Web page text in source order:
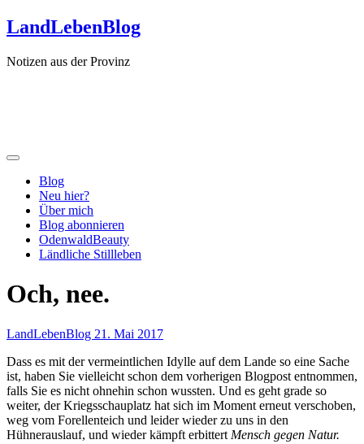
Zum
Inhalt
LandLebenBlog
Notizen aus der Provinz
Blog
Neu hier?
Über mich
Blog abonnieren
OdenwaldBeauty
Ländliche Stillleben
Och, nee.
LandLebenBlog 21. Mai 2017
Dass es mit der vermeintlichen Idylle auf dem Lande so eine Sache
ist, haben Sie vielleicht schon dem vorherigen Blogpost entnommen,
falls Sie es nicht ohnehin schon wussten. Und es geht grade so
weiter, der Kriegsschauplatz hat sich im Moment erneut verschoben,
weg vom Forellenteich und leider wieder zu uns in den
Hühnerauslauf, und wieder kämpft erbittert Mensch gegen Natur.